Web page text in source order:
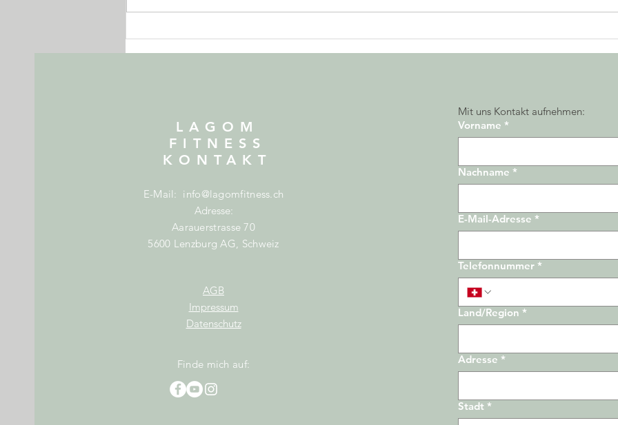
LAGOM
FITNESS
KONTAKT
E-Mail: info@lagomfitness.ch
Adresse:
Aarauerstrasse 70
5600 Lenzburg AG, Schweiz
AGB
Impressum
Datenschutz
Finde mich auf:
Mit uns Kontakt aufnehmen:
Vorname *
Nachname *
E-Mail-Adresse *
Telefonnummer *
Adresse
Land/Region *
Adresse *
Stadt *